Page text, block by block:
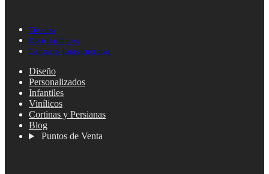
Tiendas
Distribuidores
Contacto Constructoras
Diseño
Personalizados
Infantiles
Vinílicos
Cortinas y Persianas
Blog
Puntos de Venta